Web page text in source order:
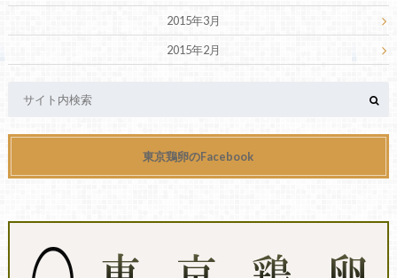
2015年3月
2015年2月
東京鶏卵のFacebook